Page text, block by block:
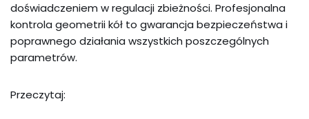
doświadczeniem w regulacji zbieżności. Profesjonalna
kontrola geometrii kół to gwarancja bezpieczeństwa i
poprawnego działania wszystkich poszczególnych
parametrów.
Przeczytaj: